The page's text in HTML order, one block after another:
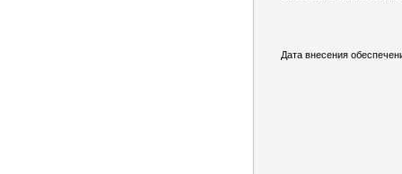
Дата внесения